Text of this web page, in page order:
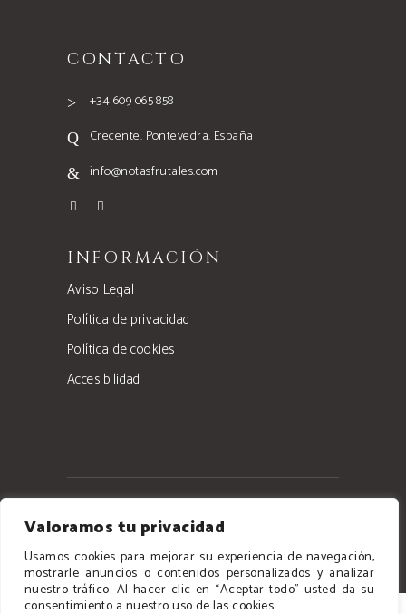
Valoramos tu privacidad
Usamos cookies para mejorar su experiencia de navegación,
mostrarle anuncios o contenidos personalizados y analizar
nuestro tráfico. Al hacer clic en “Aceptar todo” usted da su
consentimiento a nuestro uso de las cookies.
CONTACTO
+34 609 065 858
Crecente. Pontevedra. España
info@notasfrutales.com
INFORMACIÓN
Aviso Legal
Política de privacidad
Política de cookies
Accesibilidad
© 2024 Notas Frutales, Todos los derechos